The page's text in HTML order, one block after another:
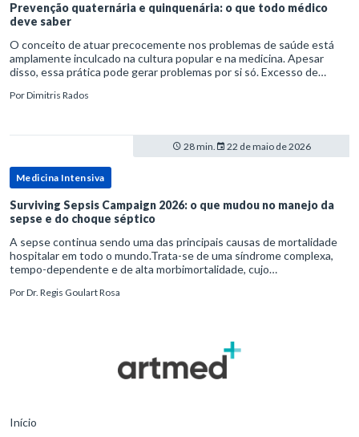
Prevenção quaternária e quinquenária: o que todo médico
deve saber
O conceito de atuar precocemente nos problemas de saúde está
amplamente inculcado na cultura popular e na medicina. Apesar
disso, essa prática pode gerar problemas por si só. Excesso de
PorDimitris Rados
28 min. 22 de maio de 2026
Medicina Intensiva
Surviving Sepsis Campaign 2026: o que mudou no manejo da
sepse e do choque séptico
A sepse continua sendo uma das principais causas de mortalidade
hospitalar em todo o mundo.Trata-se de uma síndrome complexa,
tempo-dependente e de alta morbimortalidade, cujo
para o desfe
PorDr. Regis Goulart Rosa
Início